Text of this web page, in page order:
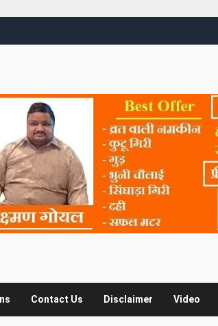
Contact Us Disclaimer Video